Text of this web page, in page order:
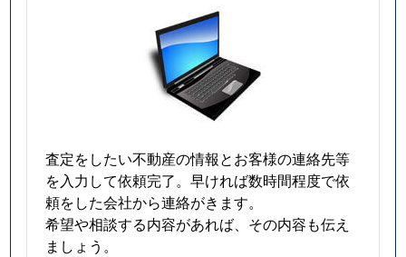
査定をしたい不動産の情報とお客様の連絡先等
を入力して依頼完了。早ければ数時間程度で依
頼をした会社から連絡がきます。
希望や相談する内容があれば、その内容も伝え
ましょう。